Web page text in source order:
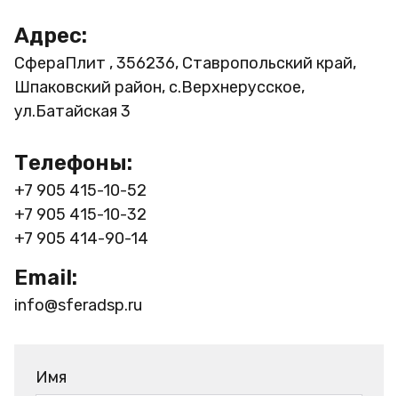
Адрес:
СфераПлит , 356236, Ставропольский край,
Шпаковский район, с.Верхнерусское,
ул.Батайская 3
Телефоны:
+7 905 415-10-52
+7 905 415-10-32
+7 905 414-90-14
Email:
info@sferadsp.ru
Имя